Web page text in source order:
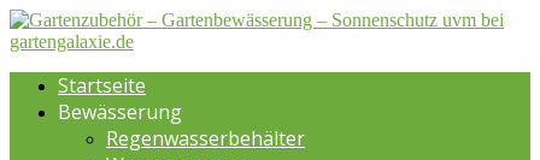
Startseite
Bewässerung
Regenwasserbehälter